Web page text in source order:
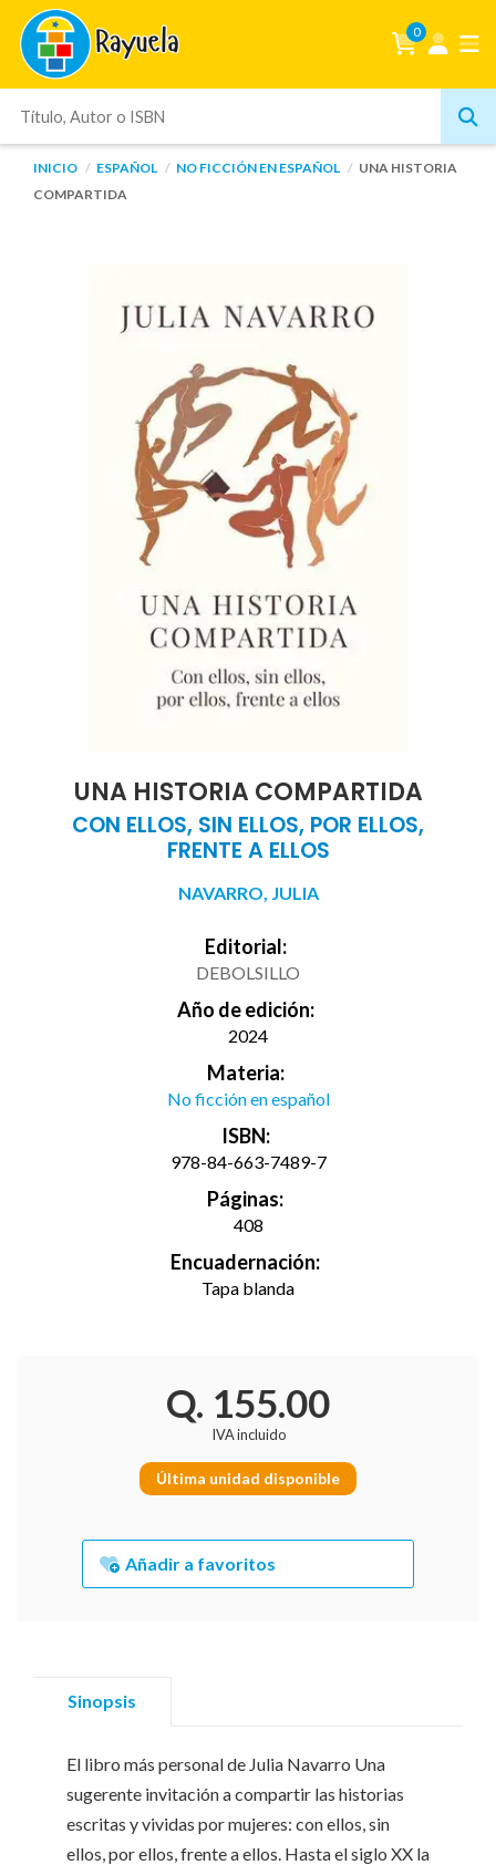
0
INICIO ESPAÑOL NO FICCIÓN EN ESPAÑOL
UNA HISTORIA
COMPARTIDA
UNA HISTORIA COMPARTIDA
CON ELLOS, SIN ELLOS, POR ELLOS,
FRENTE A ELLOS
NAVARRO, JULIA
Editorial:
DEBOLSILLO
Año de edición:
2024
Materia:
No ficción en español
ISBN:
978-84-663-7489-7
Páginas:
408
Encuadernación:
Tapa blanda
Q. 155.00
IVA incluido
Última unidad disponible
Añadir a favoritos
Sinopsis
El libro más personal de Julia Navarro Una
sugerente invitación a compartir las historias
escritas y vividas por mujeres: con ellos, sin
ellos, por ellos, frente a ellos. Hasta el siglo XX la